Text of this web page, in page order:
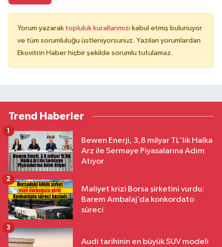
Yorum yazarak topluluk kurallarımızı kabul etmiş bulunuyor
ve tüm sorumluluğu üstleniyorsunuz. Yazılan yorumlardan
Ekovitrin Haber hiçbir şekilde sorumlu tutulamaz.
Trend Haberler
Bewen Enerji, 3,8 milyar TL'lik Halka
Arz ile Sermaye Piyasalarına Adım
Atıyor
1
Maliyet krizi Borsa şirketini vurdu:
Barem Ambalaj’da konkordato
süreci
2
Audi tarihinin en büyük SUV modeli
3